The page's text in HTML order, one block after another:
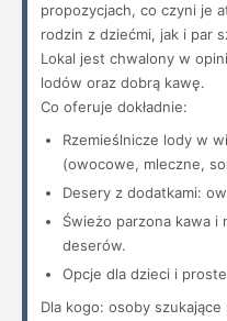
propozycjach, co czyni je
rodzin z dziećmi, jak i par
Lokal jest chwalony w
lodów oraz dobrą kawę.
Co oferuje dokładnie:
Rzemieślnicze lody w
(owocowe, mleczne,
Desery z dodatkami:
Świeżo parzona kawa i
deserów.
Opcje dla dzieci i
Dla kogo: osoby